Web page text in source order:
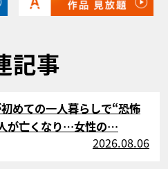
記事
めての一人暮らしで“恐怖
が亡くなり…女性の…
2026.08.06